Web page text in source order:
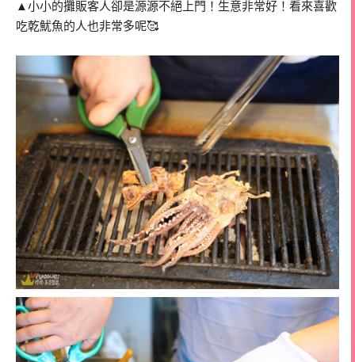
▲小小的攤販客人卻是源源不絕上門！生意非常好！看來喜歡
吃乾魷魚的人也非常多呢🥰